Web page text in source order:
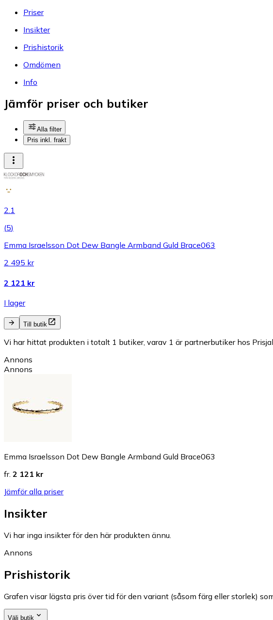
Priser
Insikter
Prishistorik
Omdömen
Info
Jämför priser och butiker
Alla filter
Pris inkl. frakt
2.1
(5)
Emma Israelsson Dot Dew Bangle Armband Guld Brace063
2 495 kr
2 121 kr
I lager
Till butik
Vi har hittat produkten i totalt 1 butiker, varav 1 är partnerbutiker hos
Annons
Annons
Emma Israelsson Dot Dew Bangle Armband Guld Brace063
fr. 2 121 kr
Jämför alla priser
Insikter
Vi har inga insikter för den här produkten ännu.
Annons
Prishistorik
Grafen visar lägsta pris över tid för den variant (såsom färg eller storlek)
Välj butik